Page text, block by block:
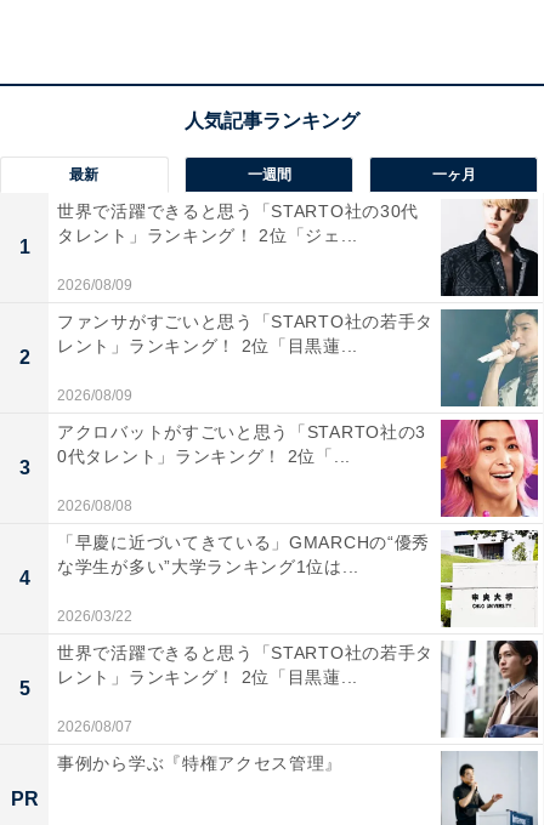
1位：北川景子／65票
今年もよろしくお願いします💐
#平野レミの早わざレシピ
— 北川景子/ Keiko Kitagawa (@KKeiko_official)
見事1位に輝いたのは、北川景子さんでした。1986年8月
22日生まれ、兵庫県出身の女性俳優です。2003年に「美
最新 一週間 一ヶ月
1
世界で活躍できると思う「STARTO社の30代
タレント」ランキング！ 2位「ジェ...
2026/08/09
2
ファンサがすごいと思う「STARTO社の若手タ
レント」ランキング！ 2位「目黒蓮...
2026/08/09
3
アクロバットがすごいと思う「STARTO社の3
0代タレント」ランキング！ 2位「...
2026/08/08
4
「早慶に近づいてきている」GMARCHの“優秀
な学生が多い”大学ランキング1位は...
2026/03/22
5
世界で活躍できると思う「STARTO社の若手タ
レント」ランキング！ 2位「目黒蓮...
2026/08/07
PR
事例から学ぶ『特権アクセス管理』